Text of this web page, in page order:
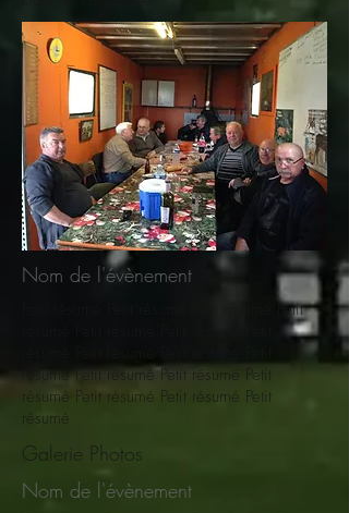
Nom de l'évènement
Petit résumé Petit résumé Petit
résumé Petit résumé Petit résumé Petit
résumé Petit résumé Petit résumé Petit
résumé
Galerie Photos
Nom de l'évènement